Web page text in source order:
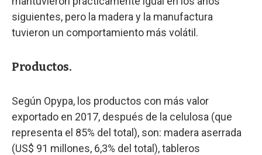
siguientes, pero la madera y la manufactura
tuvieron un comportamiento más volátil.
Productos.
Según Opypa, los productos con más valor
exportado en 2017, después de la celulosa (que
representa el 85% del total), son: madera aserrada
(US$ 91 millones, 6,3% del total), tableros